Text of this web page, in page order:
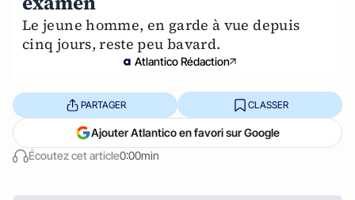
Le jeune homme, en garde à vue depuis
cinq jours, reste peu bavard.
Atlantico Rédaction
Écoutez cet article0:00min
PARTAGER CLASSER
Ajouter Atlantico en favori sur Google